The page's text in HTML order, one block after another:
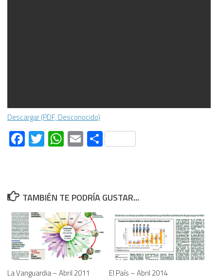
Descargar (PDF, Desconocido)
Facebook
Twitter
WhatsApp
EmailCompartir
TAMBIÉN TE PODRÍA GUSTAR...
La Vanguardia – Abril 2011 El País – Abril 2014